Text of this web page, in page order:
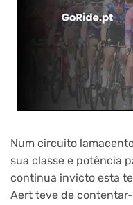
Num circuito
sua classe e potência
continua invicto esta
Aert teve de